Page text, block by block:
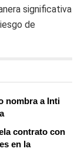
significativa
de
nombra a Inti
contrato con
en la